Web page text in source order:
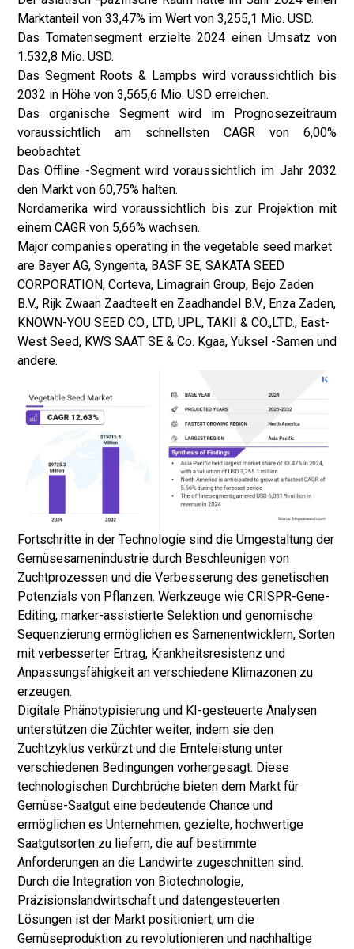
Marktanteil von 33,47% im Wert von 3,255,1 Mio. USD.
Das Tomatensegment erzielte 2024 einen Umsatz von
1.532,8 Mio. USD.
Das Segment Roots & Lampbs wird voraussichtlich bis
2032 in Höhe von 3,565,6 Mio. USD erreichen.
Das organische Segment wird im Prognosezeitraum
voraussichtlich am schnellsten CAGR von 6,00%
beobachtet.
Das Offline -Segment wird voraussichtlich im Jahr 2032
den Markt von 60,75% halten.
Nordamerika wird voraussichtlich bis zur Projektion mit
einem CAGR von 5,66% wachsen.
Major companies operating in the vegetable seed market
are Bayer AG, Syngenta, BASF SE, SAKATA SEED
CORPORATION, Corteva, Limagrain Group, Bejo Zaden
B.V., Rijk Zwaan Zaadteelt en Zaadhandel B.V., Enza Zaden,
KNOWN-YOU SEED CO., LTD, UPL, TAKII & CO.,LTD., East-
West Seed, KWS SAAT SE & Co. Kgaa, Yuksel -Samen und
andere.
Fortschritte in der Technologie sind die Umgestaltung der
Gemüsesamenindustrie durch Beschleunigen von
Zuchtprozessen und die Verbesserung des genetischen
Potenzials von Pflanzen. Werkzeuge wie CRISPR-Gene-
Editing, marker-assistierte Selektion und genomische
Sequenzierung ermöglichen es Samenentwicklern, Sorten
mit verbesserter Ertrag, Krankheitsresistenz und
Anpassungsfähigkeit an verschiedene Klimazonen zu
erzeugen.
Digitale Phänotypisierung und KI-gesteuerte Analysen
unterstützen die Züchter weiter, indem sie den
Zuchtzyklus verkürzt und die Ernteleistung unter
verschiedenen Bedingungen vorhergesagt. Diese
technologischen Durchbrüche bieten dem Markt für
Gemüse-Saatgut eine bedeutende Chance und
ermöglichen es Unternehmen, gezielte, hochwertige
Saatgutsorten zu liefern, die auf bestimmte
Anforderungen an die Landwirte zugeschnitten sind.
Durch die Integration von Biotechnologie,
Präzisionslandwirtschaft und datengesteuerten
Lösungen ist der Markt positioniert, um die
Gemüseproduktion zu revolutionieren und nachhaltige